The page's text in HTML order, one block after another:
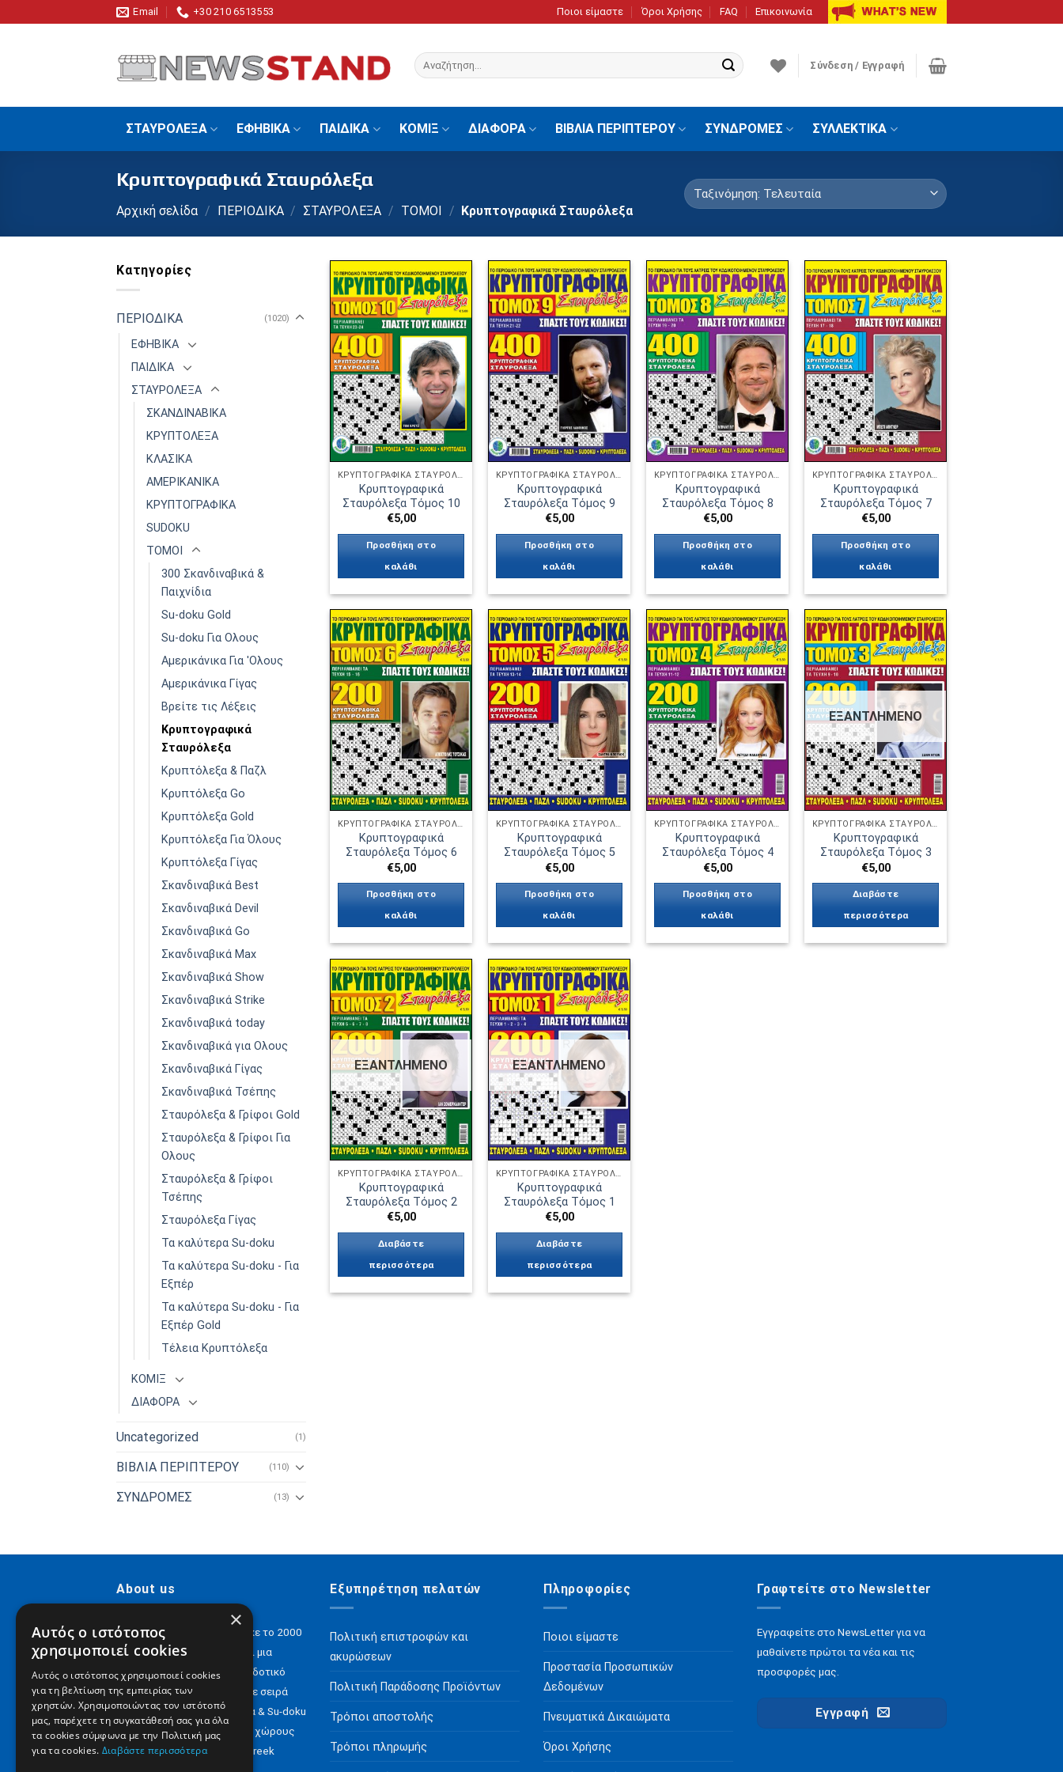
to
Email +30 210 6513553 Ποιοι είμαστε Όροι Χρήσης FAQ Επικοινωνία
Αναζήτηση
για:
Σύνδεση / Εγγραφή
ΣΤΑΥΡΟΛΕΞΑ ΕΦΗΒΙΚΑ ΠΑΙΔΙΚΑ ΚΟΜΙΞ ΔΙΑΦΟΡΑ ΒΙΒΛΙΑ ΠΕΡΙΠΤΕΡΟΥ ΣΥΝΔΡΟΜΕΣ ΣΥΛΛΕΚΤΙΚΑ
Κρυπτογραφικά Σταυρόλεξα
Αρχική σελίδα / ΠΕΡΙΟΔΙΚΑ / ΣΤΑΥΡΟΛΕΞΑ / ΤΟΜΟΙ / Κρυπτογραφικά Σταυρόλεξα
Κατηγορίες
ΠΕΡΙΟΔΙΚΑ (1020)
ΕΦΗΒΙΚΑ
ΠΑΙΔΙΚΑ
ΣΤΑΥΡΟΛΕΞΑ
ΣΚΑΝΔΙΝΑΒΙΚΑ
ΚΡΥΠΤΟΛΕΞΑ
ΚΛΑΣΙΚΑ
ΑΜΕΡΙΚΑΝΙΚΑ
ΚΡΥΠΤΟΓΡΑΦΙΚΑ
SUDOKU
ΤΟΜΟΙ
300 Σκανδιναβικά &
Παιχνίδια
Su-doku Gold
Su-doku Για Ολους
Αμερικάνικα Για 'Ολους
Αμερικάνικα Γίγας
Βρείτε τις Λέξεις
Κρυπτογραφικά
Σταυρόλεξα
Κρυπτόλεξα & Παζλ
Κρυπτόλεξα Go
Κρυπτόλεξα Gold
Κρυπτόλεξα Για Όλους
Κρυπτόλεξα Γίγας
Σκανδιναβικά Best
Σκανδιναβικά Devil
Σκανδιναβικά Go
Σκανδιναβικά Max
Σκανδιναβικά Show
Σκανδιναβικά Strike
Σκανδιναβικά today
Σκανδιναβικά για Ολους
Σκανδιναβικά Γίγας
Σκανδιναβικά Τσέπης
Σταυρόλεξα & Γρίφοι Gold
Σταυρόλεξα & Γρίφοι Για
Ολους
Σταυρόλεξα & Γρίφοι
Τσέπης
Σταυρόλεξα Γίγας
Τα καλύτερα Su-doku
Τα καλύτερα Su-doku - Για
Εξπέρ
Τα καλύτερα Su-doku - Για
Εξπέρ Gold
Τέλεια Κρυπτόλεξα
ΚΟΜΙΞ
ΔΙΑΦΟΡΑ
Uncategorized (1)
ΒΙΒΛΙΑ ΠΕΡΙΠΤΕΡΟΥ (110)
ΣΥΝΔΡΟΜΕΣ (13)
Πρόσθήκη
στην λίστα
επιθυμιών
ΚΡΥΠΤΟΓΡΑΦΙΚΆ ΣΤΑΥΡΌΛΕΞΑ
Κρυπτογραφικά
Σταυρόλεξα Τόμος 10
€5,00
Προσθήκη στο
καλάθι
Πρόσθήκη
στην λίστα
επιθυμιών
ΚΡΥΠΤΟΓΡΑΦΙΚΆ ΣΤΑΥΡΌΛΕΞΑ
Κρυπτογραφικά
Σταυρόλεξα Τόμος 9
€5,00
Προσθήκη στο
καλάθι
Πρόσθήκη
στην λίστα
επιθυμιών
ΚΡΥΠΤΟΓΡΑΦΙΚΆ ΣΤΑΥΡΌΛΕΞΑ
Κρυπτογραφικά
Σταυρόλεξα Τόμος 8
€5,00
Προσθήκη στο
καλάθι
Πρόσθήκη
στην λίστα
επιθυμιών
ΚΡΥΠΤΟΓΡΑΦΙΚΆ ΣΤΑΥΡΌΛΕΞΑ
Κρυπτογραφικά
Σταυρόλεξα Τόμος 7
€5,00
Προσθήκη στο
καλάθι
Πρόσθήκη
στην λίστα
επιθυμιών
ΚΡΥΠΤΟΓΡΑΦΙΚΆ ΣΤΑΥΡΌΛΕΞΑ
Κρυπτογραφικά
Σταυρόλεξα Τόμος 6
€5,00
Προσθήκη στο
καλάθι
Πρόσθήκη
στην λίστα
επιθυμιών
ΚΡΥΠΤΟΓΡΑΦΙΚΆ ΣΤΑΥΡΌΛΕΞΑ
Κρυπτογραφικά
Σταυρόλεξα Τόμος 5
€5,00
Προσθήκη στο
καλάθι
Πρόσθήκη
στην λίστα
επιθυμιών
ΚΡΥΠΤΟΓΡΑΦΙΚΆ ΣΤΑΥΡΌΛΕΞΑ
Κρυπτογραφικά
Σταυρόλεξα Τόμος 4
€5,00
Προσθήκη στο
καλάθι
Πρόσθήκη
στην λίστα
επιθυμιών
ΕΞΑΝΤΛΗΜΈΝΟ
ΚΡΥΠΤΟΓΡΑΦΙΚΆ ΣΤΑΥΡΌΛΕΞΑ
Κρυπτογραφικά
Σταυρόλεξα Τόμος 3
€5,00
Διαβάστε
περισσότερα
Πρόσθήκη
στην λίστα
επιθυμιών
ΕΞΑΝΤΛΗΜΈΝΟ
ΚΡΥΠΤΟΓΡΑΦΙΚΆ ΣΤΑΥΡΌΛΕΞΑ
Κρυπτογραφικά
Σταυρόλεξα Τόμος 2
€5,00
Διαβάστε
περισσότερα
Πρόσθήκη
στην λίστα
επιθυμιών
ΕΞΑΝΤΛΗΜΈΝΟ
ΚΡΥΠΤΟΓΡΑΦΙΚΆ ΣΤΑΥΡΌΛΕΞΑ
Κρυπτογραφικά
Σταυρόλεξα Τόμος 1
€5,00
Διαβάστε
περισσότερα
About us
H Digital Content ΑΕ ιδρύθηκε το 2000
και σήμερα έχει να επιδείξει μια
αξιόλογη παρουσία στον εκδοτικό
χώρο με e-books αλλά και με σειρά
περιοδικών για Σταυρόλεξα & Su-doku
αλλά και έντυπα σε άλλους χώρους
όπως το ‘Minimarket‘ ή το ‘Greek
Εξυπηρέτηση πελατών
Πολιτική επιστροφών και
ακυρώσεων
Πολιτική Παράδοσης Προϊόντων
Τρόποι αποστολής
Τρόποι πληρωμής
Πληροφορίες
Ποιοι είμαστε
Προστασία Προσωπικών
Δεδομένων
Πνευματικά Δικαιώματα
Όροι Χρήσης
Γραφτείτε στο Newsletter
Εγγραφείτε στο NewsLetter για να
μαθαίνετε πρώτοι τα νέα και τις
προσφορές μας.
Εγγραφή
×
Αυτός ο ιστότοπος
χρησιμοποιεί cookies
Αυτός ο ιστότοπος χρησιμοποιεί cookies
για τη βελτίωση της εμπειρίας των
χρηστών. Χρησιμοποιώντας τον ιστότοπό
μας, παρέχετε τη συγκατάθεσή σας για όλα
τα cookies σύμφωνα με την Πολιτική μας
για τα cookies. Διαβάστε περισσότερα